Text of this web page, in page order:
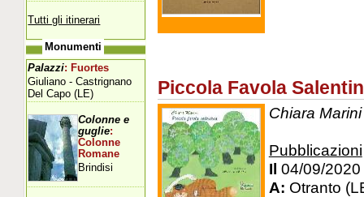
Piccola Favola
Chiara
Pubblicazioni
Il 04/09/2020
A: Otranto
Tutti gli itinerari
Monumenti
Palazzi: Fuortes
Giuliano - Castrignano
Del Capo (LE)
Colonne e
guglie:
Colonne
Romane
Brindisi